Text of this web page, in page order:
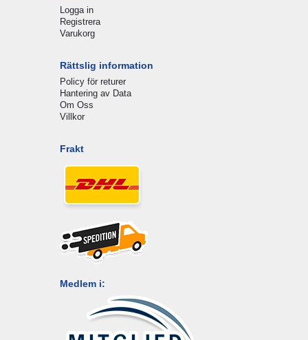
Logga in
Registrera
Varukorg
Rättslig information
Policy för returer
Hantering av Data
Om Oss
Villkor
Frakt
Medlem i: